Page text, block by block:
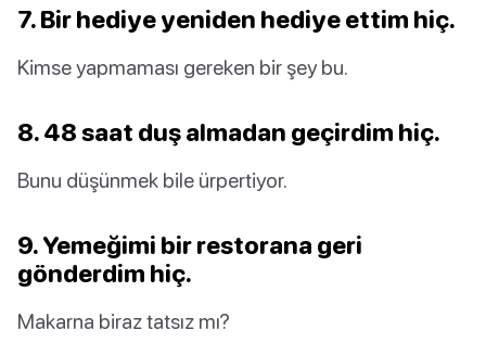
7. Bir hediye yeniden hediye ettim hiç.
Kimse yapmaması gereken bir şey bu.
8. 48 saat duş almadan geçirdim hiç.
Bunu düşünmek bile ürpertiyor.
9. Yemeğimi bir restorana geri
gönderdim hiç.
Makarna biraz tatsız mı?